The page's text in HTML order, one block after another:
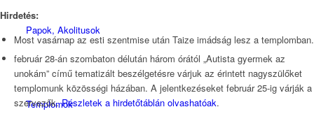
Papok, Akolitusok
Templomok
Hirdetés:
Most vasárnap az esti szentmise után Taize imádság lesz a templomban.
február 28-án szombaton délután három órától „Autista gyermek az
unokám” című tematizált beszélgetésre várjuk az érintett nagyszülőket
templomunk közösségi házában. A jelentkezéseket február 25-ig várják a
szervezők.Részletek a hirdetőtáblán olvashatóak.